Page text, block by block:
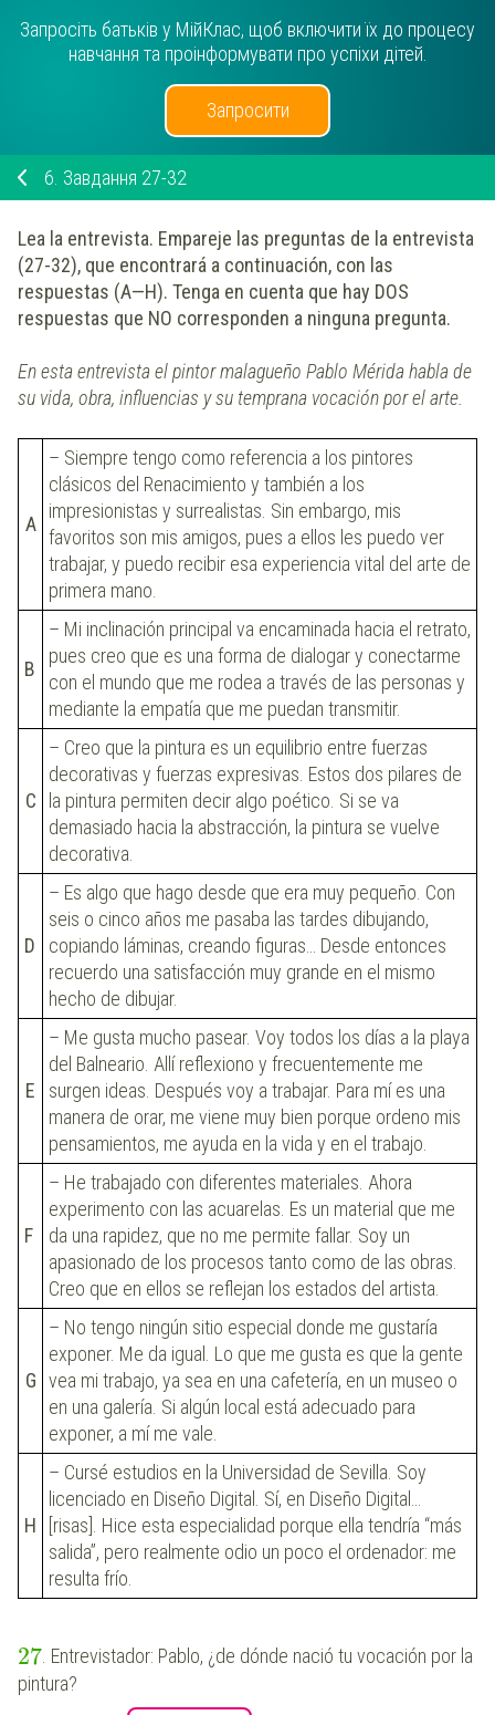
Запросіть батьків у МійКлас, щоб включити їх до процесу
навчання та проінформувати про успіхи дітей.
Запросити
6. Завдання 27-32
Lea la entrevista. Empareje las preguntas de la entrevista
(27-32), que encontrará a continuación, con las
respuestas (A—H). Tenga en cuenta que hay DOS
respuestas que NO corresponden a ninguna pregunta.
En esta entrevista el pintor malagueño Pablo Mérida habla de
su vida, obra, influencias y su temprana vocación por el arte.
A
– Siempre tengo como referencia a los pintores
clásicos del Renacimiento y también a los
impresionistas y surrealistas. Sin embargo, mis
favoritos son mis amigos, pues a ellos les puedo ver
trabajar, y puedo recibir esa experiencia vital del arte de
primera mano.
B
– Mi inclinación principal va encaminada hacia el retrato,
pues creo que es una forma de dialogar y conectarme
con el mundo que me rodea a través de las personas y
mediante la empatía que me puedan transmitir.
C
– Creo que la pintura es un equilibrio entre fuerzas
decorativas y fuerzas expresivas. Estos dos pilares de
la pintura permiten decir algo poético. Si se va
demasiado hacia la abstracción, la pintura se vuelve
decorativa.
D
– Es algo que hago desde que era muy pequeño. Con
seis o cinco años me pasaba las tardes dibujando,
copiando láminas, creando figuras… Desde entonces
recuerdo una satisfacción muy grande en el mismo
hecho de dibujar.
E
– Me gusta mucho pasear. Voy todos los días a la playa
del Balneario. Allí reflexiono y frecuentemente me
surgen ideas. Después voy a trabajar. Para mí es una
manera de orar, me viene muy bien porque ordeno mis
pensamientos, me ayuda en la vida y en el trabajo.
F
– He trabajado con diferentes materiales. Ahora
experimento con las acuarelas. Es un material que me
da una rapidez, que no me permite fallar. Soy un
apasionado de los procesos tanto como de las obras.
Creo que en ellos se reflejan los estados del artista.
G
– No tengo ningún sitio especial donde me gustaría
exponer. Me da igual. Lo que me gusta es que la gente
vea mi trabajo, ya sea en una cafetería, en un museo o
en una galería. Si algún local está adecuado para
exponer, a mí me vale.
H
– Cursé estudios en la Universidad de Sevilla. Soy
licenciado en Diseño Digital. Sí, en Diseño Digital…
[risas]. Hice esta especialidad porque ella tendría “más
salida”, pero realmente odio un poco el ordenador: me
resulta frío.
27. Entrevistador: Pablo, ¿de dónde nació tu vocación por la
pintura?